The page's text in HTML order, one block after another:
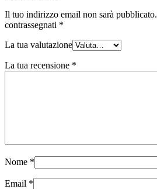
Il tuo indirizzo email non sarà pubblicato.
contrassegnati *
La tua valutazione
La tua recensione *
Nome *
Email *